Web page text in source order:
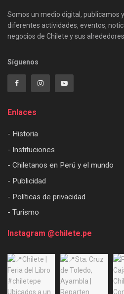
Somos un medio digital, publicamos
diferentes actividades, eventos,
negocios de Chilete y sus alrededores.
Síguenos
Enlaces
- Historia
- Instituciones
- Chiletanos en Perú y el mundo
- Publicidad
- Políticas de privacidad
- Turismo
Instagram @chilete.pe